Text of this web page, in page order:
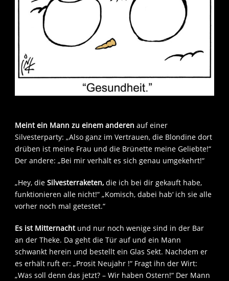
Meint ein Mann zu einem anderen auf einer
Silvesterparty: „Also ganz im Vertrauen, die Blondine dort
drüben ist meine Frau und die Brünette meine Geliebte!“
Der andere: „Bei mir verhält es sich genau umgekehrt!“
„Hey, die Silvesterraketen, die ich bei dir gekauft habe,
funktionieren alle nicht!“ „Komisch, dabei hab‘ ich sie alle
vorher noch mal getestet.“
Es ist Mitternachtund nur noch wenige sind in der Bar
an der Theke. Da geht die Tür auf und ein Mann
schwankt herein und bestellt ein Glas Sekt. Nachdem er
es erhält ruft er: „Prosit Neujahr !“ Fragt ihn der Wirt:
„Was soll denn das jetzt? – Wir haben Ostern!“ Der Mann